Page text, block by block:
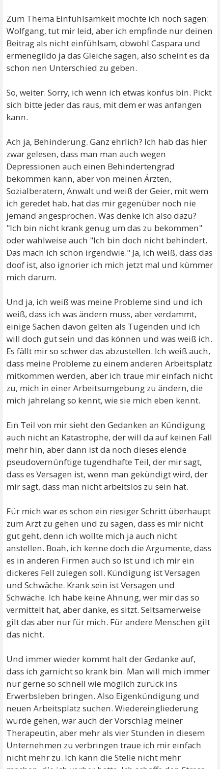
Zum Thema Einfühlsamkeit möchte ich noch sagen:
Wolfgang, tut mir leid, aber ich empfinde nur deinen
Beitrag als nicht einfühlsam, obwohl Caspara und
ermenegildo ja das Gleiche sagen, also scheint es da
schon nen Unterschied zu geben.
So, weiter. Sorry, ich wenn ich etwas konfus bin. Pickt
sich bitte jeder das raus, mit dem er was anfangen
kann.
Ach ja, Behinderung. Ganz ehrlich? Ich hab das hier
zwar gelesen, dass man man auch wegen
Depressionen auch einen Behindertengrad
bekommen kann, aber von meinen Ärzten,
Sozialberatern, Anwalt und weiß der Geier, mit wem
ich geredet hab, hat das mir gegenüber noch nie
jemand angesprochen. Was denke ich also dazu?
"Ich bin nicht krank genug um das zu bekommen"
oder wahlweise auch "Ich bin doch nicht behindert.
Das mach ich schon irgendwie." Ja, ich weiß, dass das
doof ist, also ignorier ich mich jetzt mal und kümmer
mich darum.
Und ja, ich weiß was meine Probleme sind und ich
weiß, dass ich was ändern muss, aber verdammt,
einige Sachen davon gelten als Tugenden und ich
will doch gut sein und das können und was weiß ich.
Es fällt mir so schwer das abzustellen. Ich weiß auch,
dass meine Probleme zu einem anderen Arbeitsplatz
mitkommen werden, aber ich traue mir einfach nicht
zu, mich in einer Arbeitsumgebung zu ändern, die
mich jahrelang so kennt, wie sie mich eben kennt.
Ein Teil von mir sieht den Gedanken an Kündigung
auch nicht an Katastrophe, der will da auf keinen Fall
mehr hin, aber dann ist da noch dieses elende
pseudovernünftige tugendhafte Teil, der mir sagt,
dass es Versagen ist, wenn man gekündigt wird, der
mir sagt, dass man nicht arbeitslos zu sein hat.
Für mich war es schon ein riesiger Schritt überhaupt
zum Arzt zu gehen und zu sagen, dass es mir nicht
gut geht, denn ich wollte mich ja auch nicht
anstellen. Boah, ich kenne doch die Argumente, dass
es in anderen Firmen auch so ist und ich mir ein
dickeres Fell zulegen soll. Kündigung ist Versagen
und Schwäche. Krank sein ist Versagen und
Schwäche. Ich habe keine Ahnung, wer mir das so
vermittelt hat, aber danke, es sitzt. Seltsamerweise
gilt das aber nur für mich. Für andere Menschen gilt
das nicht.
Und immer wieder kommt halt der Gedanke auf,
dass ich garnicht so krank bin. Man will mich immer
nur gerne so schnell wie möglich zurück ins
Erwerbsleben bringen. Also Eigenkündigung und
neuen Arbeitsplatz suchen. Wiedereingliederung
würde gehen, war auch der Vorschlag meiner
Therapeutin, aber mehr als vier Stunden in diesem
Unternehmen zu verbringen traue ich mir einfach
nicht mehr zu. Ich kann die Stelle nicht mehr